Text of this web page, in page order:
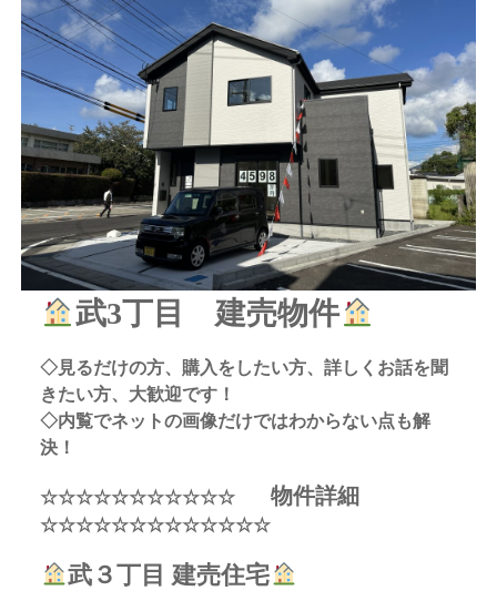
武3丁目 建売物件
◇見るだけの方、購入をしたい方、詳しくお話を聞
きたい方、大歓迎です！
◇内覧でネットの画像だけではわからない点も解
決！
☆☆☆☆☆☆☆☆☆☆☆物件詳細
☆☆☆☆☆☆☆☆☆☆☆☆☆
武３丁目 建売住宅